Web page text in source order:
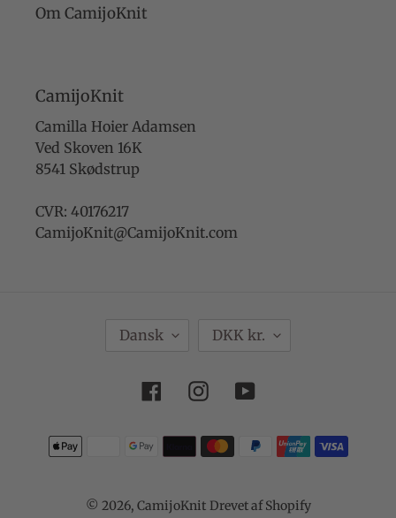
Om CamijoKnit
CamijoKnit
Camilla Hoier Adamsen
Ved Skoven 16K
8541 Skødstrup
CVR: 40176217
CamijoKnit@CamijoKnit.com
Dansk
U
A
DKK kr.
FacebookInstagramYouTube
Betalingsmetoder
© 2026, CamijoKnit Drevet af Shopify